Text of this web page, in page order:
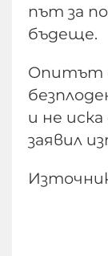
път за
бъдеще.
Опитът
и не иска
заявил